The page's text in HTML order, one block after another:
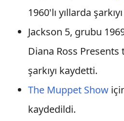
1960'lı yıllarda
Jackson 5, grubu
Diana Ross Presents
şarkıyı kaydetti.
The Muppet Show
kaydedildi.